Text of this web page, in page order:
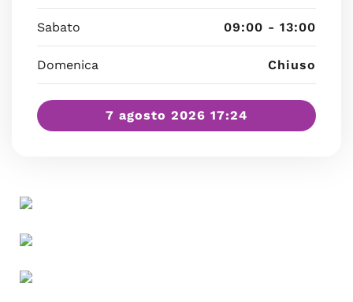
Sabato 09:00 - 13:00
Domenica Chiuso
7 agosto 2026 17:24